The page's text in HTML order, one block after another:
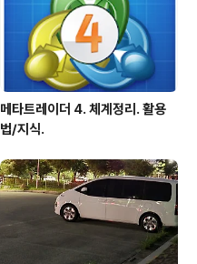
메타트레이더 4. 체계정리. 활용
법/지식.